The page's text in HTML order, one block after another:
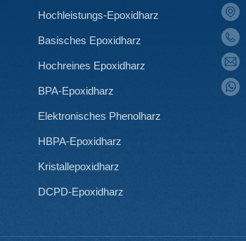
Hochleistungs-Epoxidharz
Basisches Epoxidharz
Hochreines Epoxidharz
BPA-Epoxidharz
Elektronisches Phenolharz
HBPA-Epoxidharz
Kristallepoxidharz
DCPD-Epoxidharz